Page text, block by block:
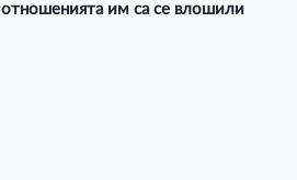
отношенията им са се влошили